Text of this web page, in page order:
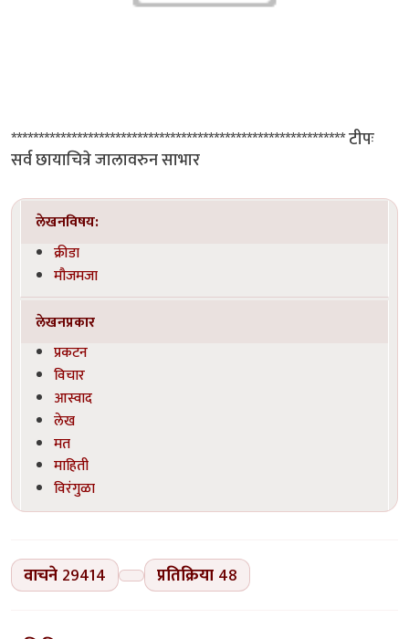
************************************************************* टीपः
सर्व छायाचित्रे जालावरुन साभार
लेखनविषय:
क्रीडा
मौजमजा
लेखनप्रकार
प्रकटन
विचार
आस्वाद
लेख
मत
माहिती
विरंगुळा
वाचने 29414 प्रतिक्रिया 48